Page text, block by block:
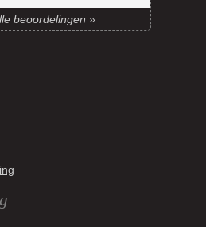
beoordelingen »